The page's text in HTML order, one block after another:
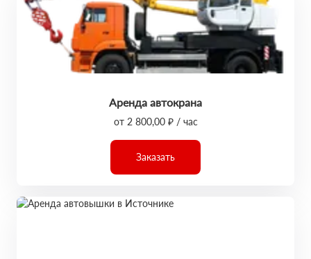
Аренда автокрана
от 2 800,00 ₽ / час
Заказать